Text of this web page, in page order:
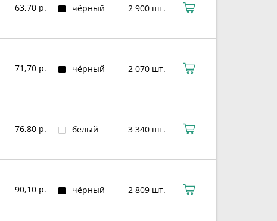
63,70 р. чёрный 2 900 шт.
71,70 р. чёрный 2 070 шт.
76,80 р. белый 3 340 шт.
90,10 р. чёрный 2 809 шт.